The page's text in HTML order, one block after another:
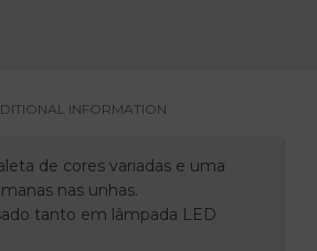
INFORMATION
de cores variadas e uma
nas unhas.
tanto em lâmpada LED